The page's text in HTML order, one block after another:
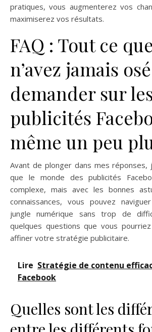
pratiques, vous augmenterez vos
maximiserez vos résultats.
FAQ : Tout ce
n’avez jamais osé
demander sur
publicités
même un peu
Avant de plonger dans mes
que le monde des publicités
complexe, mais avec les bonnes
connaissances, vous pouvez
jungle numérique sans trop de
quelques questions que vous
affiner votre stratégie publicitaire.
Lire Stratégie de contenu
Facebook
Quelles sont les